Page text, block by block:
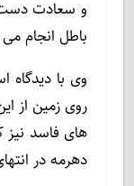
و سعادت دست
باطل انجام می
روی زمین از
های فاسد
دهرمه در